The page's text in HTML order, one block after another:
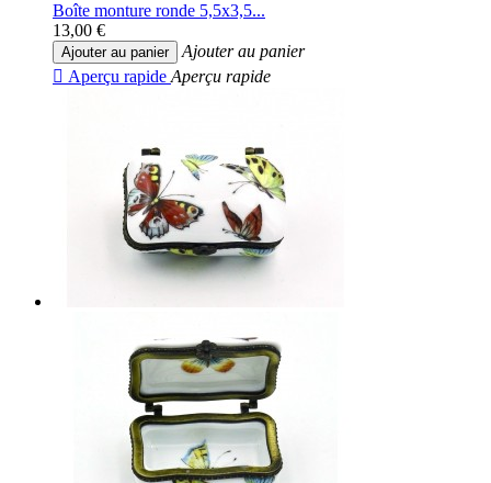
Boîte monture ronde 5,5x3,5...
13,00 €
Ajouter au panier
Ajouter au panier
 Aperçu rapide Aperçu rapide